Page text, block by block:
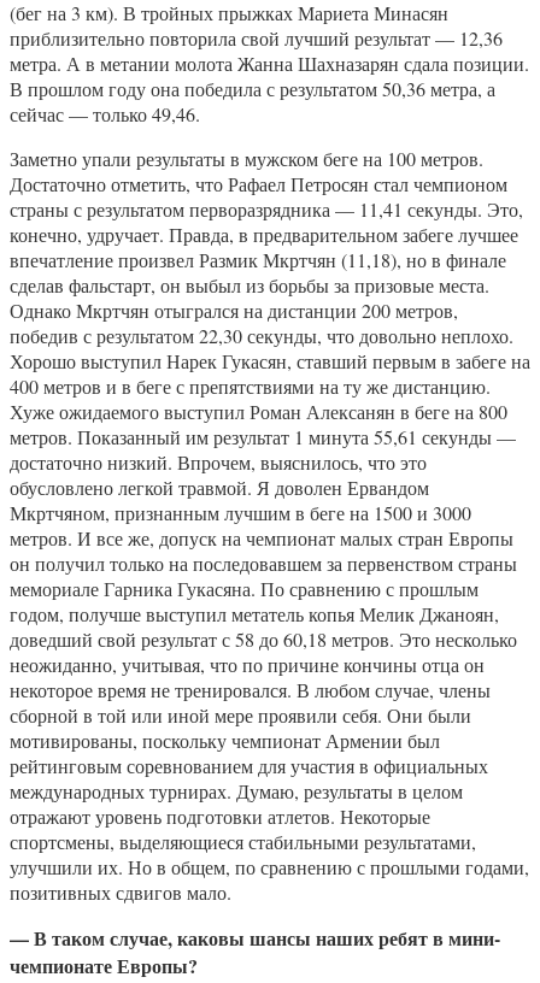
(бег на 3 км). В тройных прыжках Мариета Минасян
приблизительно повторила свой лучший результат — 12,36
метра. А в метании молота Жанна Шахназарян сдала позиции.
В прошлом году она победила с результатом 50,36 метра, а
сейчас — только 49,46.
Заметно упали результаты в мужском беге на 100 метров.
Достаточно отметить, что Рафаел Петросян стал чемпионом
страны с результатом перворазрядника — 11,41 секунды. Это,
конечно, удручает. Правда, в предварительном забеге лучшее
впечатление произвел Размик Мкртчян (11,18), но в финале
сделав фальстарт, он выбыл из борьбы за призовые места.
Однако Мкртчян отыгрался на дистанции 200 метров,
победив с результатом 22,30 секунды, что довольно неплохо.
Хорошо выступил Нарек Гукасян, ставший первым в забеге на
400 метров и в беге с препятствиями на ту же дистанцию.
Хуже ожидаемого выступил Роман Алексанян в беге на 800
метров. Показанный им результат 1 минута 55,61 секунды —
достаточно низкий. Впрочем, выяснилось, что это
обусловлено легкой травмой. Я доволен Ервандом
Мкртчяном, признанным лучшим в беге на 1500 и 3000
метров. И все же, допуск на чемпионат малых стран Европы
он получил только на последовавшем за первенством страны
мемориале Гарника Гукасяна. По сравнению с прошлым
годом, получше выступил метатель копья Мелик Джаноян,
доведший свой результат с 58 до 60,18 метров. Это несколько
неожиданно, учитывая, что по причине кончины отца он
некоторое время не тренировался. В любом случае, члены
сборной в той или иной мере проявили себя. Они были
мотивированы, поскольку чемпионат Армении был
рейтинговым соревнованием для участия в официальных
международных турнирах. Думаю, результаты в целом
отражают уровень подготовки атлетов. Некоторые
спортсмены, выделяющиеся стабильными результатами,
улучшили их. Но в общем, по сравнению с прошлыми годами,
позитивных сдвигов мало.
— В таком случае, каковы шансы наших ребят в мини-
чемпионате Европы?